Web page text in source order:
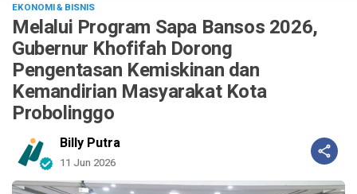
EKONOMI & BISNIS
Melalui Program Sapa Bansos 2026,
Gubernur Khofifah Dorong
Pengentasan Kemiskinan dan
Kemandirian Masyarakat Kota
Probolinggo
Billy Putra
11 Jun 2026